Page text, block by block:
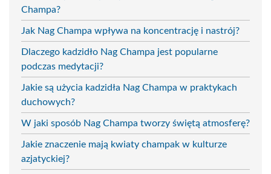
Champa?
Jak Nag Champa wpływa na koncentrację i nastrój?
Dlaczego kadzidło Nag Champa jest popularne
podczas medytacji?
Jakie są użycia kadzidła Nag Champa w praktykach
duchowych?
W jaki sposób Nag Champa tworzy świętą atmosferę?
Jakie znaczenie mają kwiaty champak w kulturze
azjatyckiej?